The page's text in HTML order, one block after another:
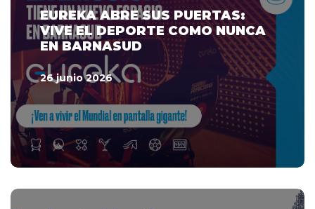
EUREKA ABRE SUS PUERTAS:
VIVE EL DEPORTE COMO NUNCA
EN BARNASUD
26 junio 2026